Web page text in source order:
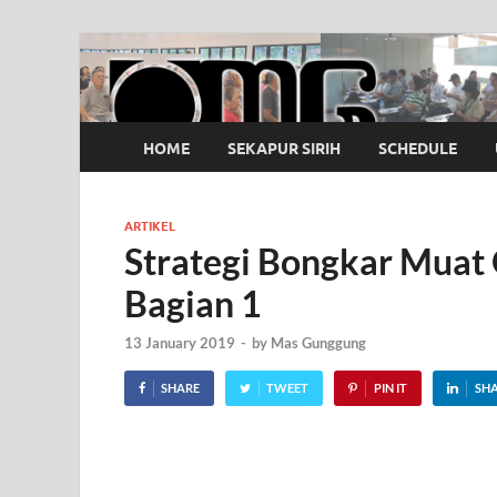
OMG
Pusat Pelatihan Olah Napas Modern
HOME SEKAPUR SIRIH SCHEDULE
ARTIKEL
Strategi Bongkar
Bagian 1
13 January 2019 - by Mas Gunggung
SHARE TWEET PIN IT